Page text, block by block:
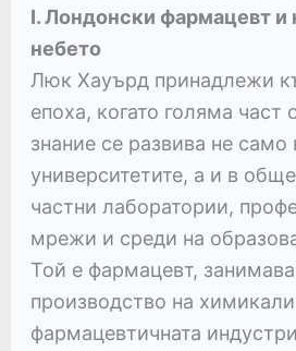
I. Лондонски фармацевт и
небето
Люк Хауърд принадлежи
епоха, когато голяма част
знание се развива не само
университетите, а и в
частни лаборатории,
мрежи и среди на
Той е фармацевт,
производство на химикали
фармацевтичната